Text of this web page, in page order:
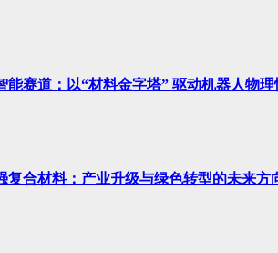
能赛道：以“材料金字塔” 驱动机器人物
复合材料：产业升级与绿色转型的未来方